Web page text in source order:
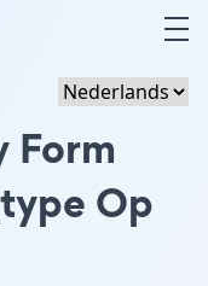
Form
Op